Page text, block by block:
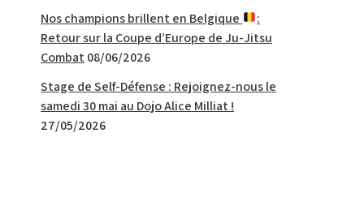
Nos champions brillent en Belgique
:
Retour sur la Coupe d’Europe de Ju-Jitsu
Combat 08/06/2026
Stage de Self-Défense : Rejoignez-nous le
samedi 30 mai au Dojo Alice Milliat !
27/05/2026